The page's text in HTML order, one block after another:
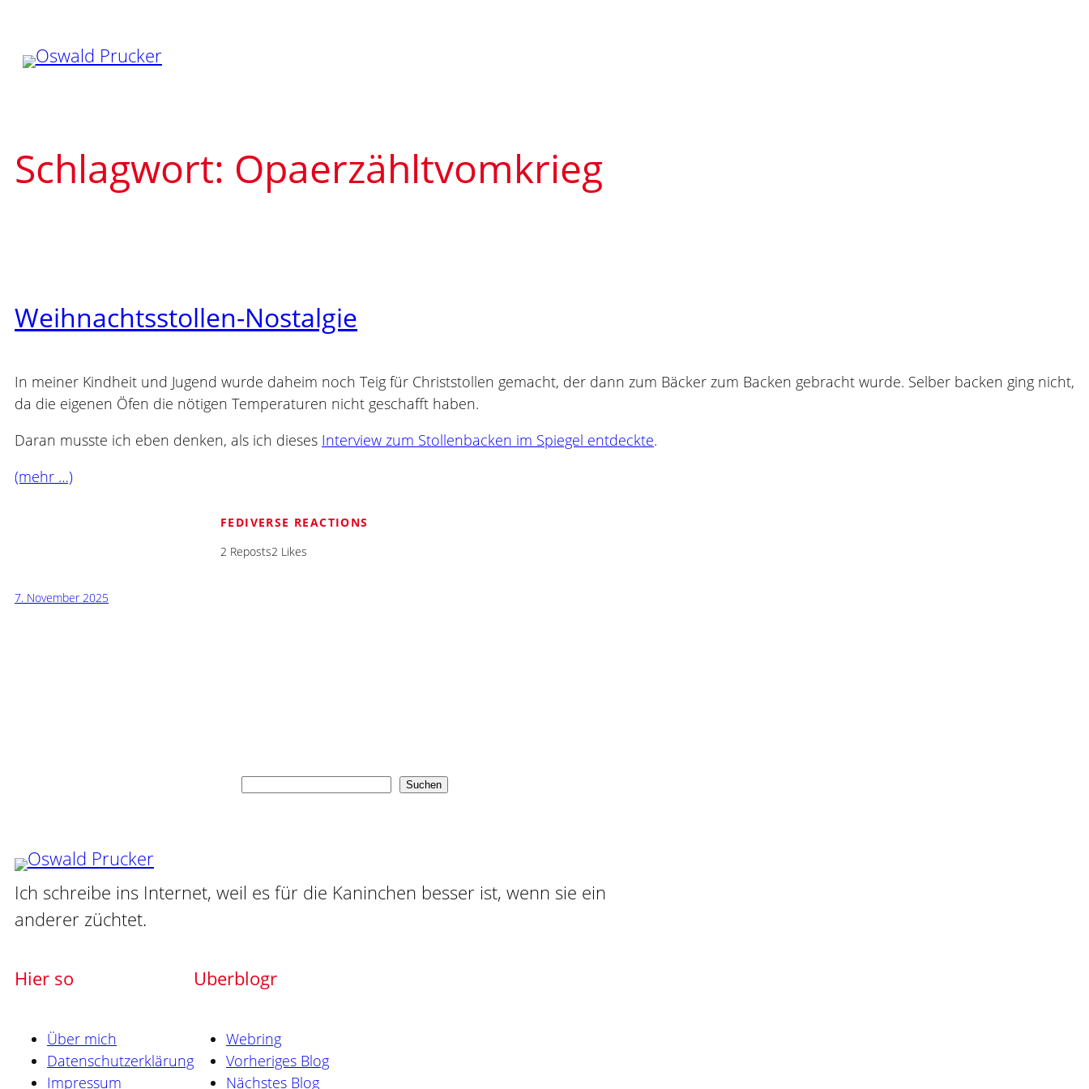
Inhalt
springen
Schlagwort: Opaerzähltvomkrieg
Weihnachtsstollen-Nostalgie
In meiner Kindheit und Jugend wurde daheim noch Teig für Christstollen gemacht, der dann zum Bäcker zum Backen gebracht wurde. Selber backen ging nicht,
da die eigenen Öfen die nötigen Temperaturen nicht geschafft haben.
Daran musste ich eben denken, als ich dieses Interview zum Stollenbacken im Spiegel entdeckte.
(mehr …)
FEDIVERSE REACTIONS
2 Reposts2 Likes
7. November 2025
Suchen
Ich schreibe ins Internet, weil es für die Kaninchen besser ist, wenn sie ein
anderer züchtet.
Hier so
Über mich
Datenschutzerklärung
Impressum
Uberblogr
Webring
Vorheriges Blog
Nächstes Blog